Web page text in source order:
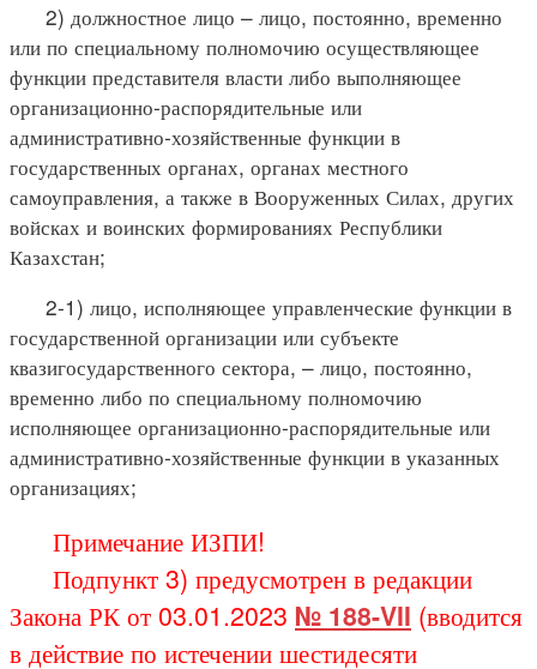
2) должностное лицо – лицо, постоянно, временно
или по специальному полномочию осуществляющее
функции представителя власти либо выполняющее
организационно-распорядительные или
административно-хозяйственные функции в
государственных органах, органах местного
самоуправления, а также в Вооруженных Силах, других
войсках и воинских формированиях Республики
Казахстан;
2-1) лицо, исполняющее управленческие функции в
государственной организации или субъекте
квазигосударственного сектора, – лицо, постоянно,
временно либо по специальному полномочию
исполняющее организационно-распорядительные или
административно-хозяйственные функции в указанных
организациях;
Примечание ИЗПИ!
Подпункт 3) предусмотрен в редакции
Закона РК от 03.01.2023 № 188-VII (вводится
в действие по истечении шестидесяти